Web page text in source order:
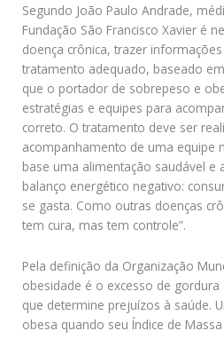
Segundo João Paulo Andrade,
Fundação São Francisco Xavier é
doença crônica, trazer
tratamento adequado, baseado
que o portador de sobrepeso e
estratégias e equipes para
correto. O tratamento deve ser
acompanhamento de uma equipe
base uma alimentação saudável e
balanço energético negativo:
se gasta. Como outras doenças
tem cura, mas tem controle”.
Pela definição da Organização
obesidade é o excesso de
que determine prejuízos à saúde.
obesa quando seu Índice de